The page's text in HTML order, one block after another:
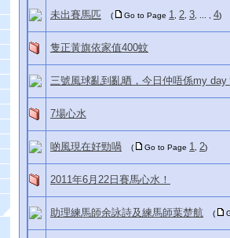
未出賽馬匹 ( Go to Page 1 2 3 4)
隻正黃旗依家值400蚊
三號風球亂到亂晒，今日仲唔係my day
7場心水
啲風現在好勁喎 ( Go to Page 1 2)
2011年6月22日賽馬心水！
助理練馬師余詠詩及練馬師葉楚航 (